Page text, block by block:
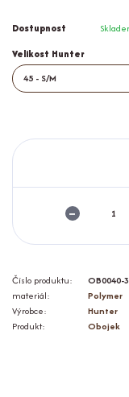
Dostupnost
Velikost Hunter
Číslo produktu:
OB0040-3
materiál:
Polymer
Výrobce:
Hunter
Produkt:
Obojek